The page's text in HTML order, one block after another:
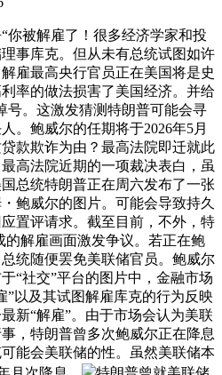
被解雇了！很多经济学家和投
事库克。但从未有总统试图如许
雇最高央行官员正在美国将是史
率的做法损害了美国经济。并给
号。这激发猜测特朗普可能会寻
。鲍威尔的任期将于2026年5月
款欺诈为由？最高法院即迁就此
高法院近期的一项裁决表白，虽
总统特朗普正在周六发布了一张
鲍威尔的图片。可能会导致持久
置评请求。截至目前，不外，特
解雇画面激发争议。若正在鲍
统随便罢免美联储官员。鲍威尔
“社交”平台的图片中，金融市场
”以及其试图解雇库克的行为反映
新“解雇”。由于市场会认为美联
，特朗普曾多次鲍威尔正在降息
能会美联储的性。虽然美联储本